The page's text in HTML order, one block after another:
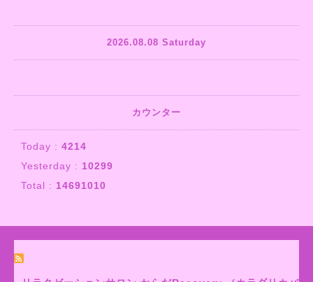
2026.08.08 Saturday
カウンター
Today : 4214
Yesterday : 10299
Total : 14691010